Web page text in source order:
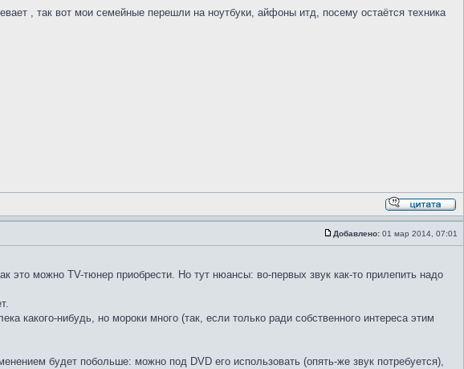
, так вот мои семейные перешли на ноутбуки, айфоны итд, посему остаётся техника
Добавлено: 01 мар 2014, 07:01
это можно TV-тюнер приобрести. Но тут нюансы: во-первых звук как-то прилепить надо
какого-нибудь, но мороки много (так, если только ради собственного интереса этим
будет побольше: можно под DVD его использовать (опять-же звук потребуется),